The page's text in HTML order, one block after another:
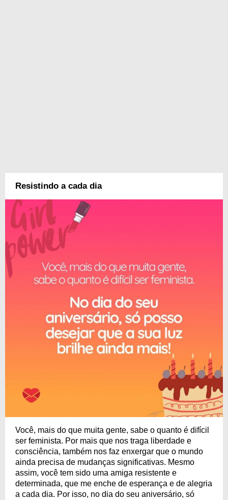
Resistindo a cada dia
Você, mais do que muita gente, sabe o quanto é difícil
ser feminista. Por mais que nos traga liberdade e
consciência, também nos faz enxergar que o mundo
ainda precisa de mudanças significativas. Mesmo
assim, você tem sido uma amiga resistente e
determinada, que me enche de esperança e de alegria
a cada dia. Por isso, no dia do seu aniversário, só